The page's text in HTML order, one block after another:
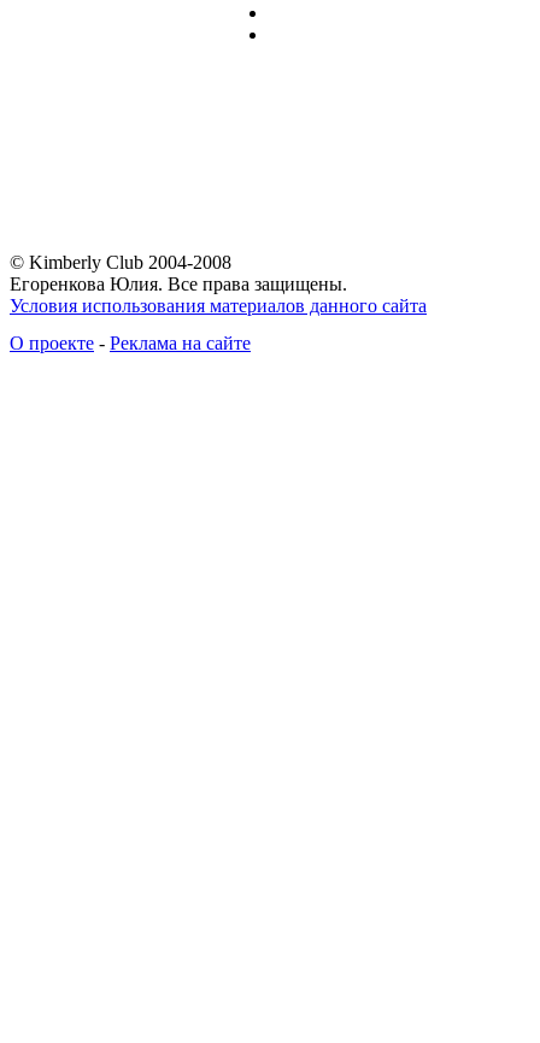
© Kimberly Club 2004-2008
Егоренкова Юлия. Все права защищены.
Условия использования материалов данного сайта
О проекте - Реклама на сайте